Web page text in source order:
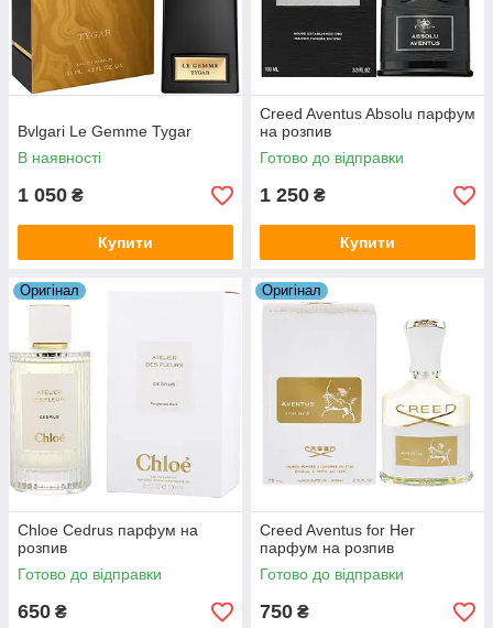
Bvlgari Le Gemme Tygar
В наявності
1 050 ₴
Купити
Creed Aventus Absolu парфум
на розпив
Готово до відправки
1 250 ₴
Купити
Оригiнал
Chloe Cedrus парфум на
розпив
Готово до відправки
650 ₴
Оригiнал
Creed Aventus for Her
парфум на розпив
Готово до відправки
750 ₴